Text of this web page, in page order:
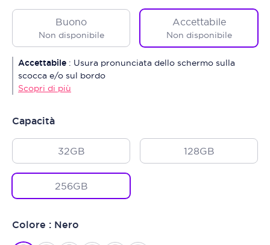
Buono
Non disponibile
Accettabile
Non disponibile
Accettabile : Usura pronunciata dello schermo sulla
scocca e/o sul bordo
Scopri di più
Capacità
32GB 128GB
256GB
Colore : Nero